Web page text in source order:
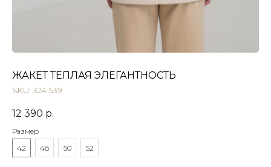
ЖАКЕТ ТЕПЛАЯ ЭЛЕГАНТНОСТЬ
SKU: 324 539
12 390 р.
Размер
42
48 50 52